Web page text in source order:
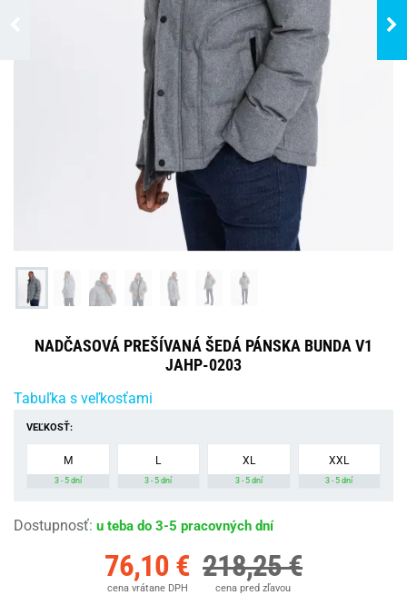
NADČASOVÁ PREŠÍVANÁ ŠEDÁ PÁNSKA BUNDA V1
JAHP-0203
Tabuľka s veľkosťami
VEĽKOSŤ:
M
3 - 5 dní
L
3 - 5 dní
XL
3 - 5 dní
XXL
3 - 5 dní
Dostupnosť: u teba do 3-5 pracovných dní
76,10 €
cena vrátane DPH
218,25 €
cena pred zľavou